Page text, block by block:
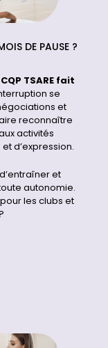
DE PAUSE ?
TSARE fait
se
et
reconnaître
activités
d’expression.
et
autonomie.
les clubs et